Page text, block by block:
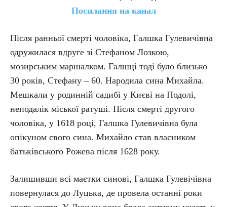
Посилання на канал
Після ранньої смерті чоловіка, Галшка Гулевичівна
одружилася вдруге зі Стефаном Лозкою,
мозирським маршалком. Галшці тоді було близько
30 років, Стефану – 60. Народила сина Михайла.
Мешкали у родинній садибі у Києві на Подолі,
неподалік міської ратуші. Після смерті другого
чоловіка, у 1618 році, Галшка Гулевичівна була
опікуном свого сина. Михайло став власником
батьківського Рожева після 1628 року.
Залишивши всі маєтки синові, Галшка Гулевічівна
повернулася до Луцька, де провела останні роки